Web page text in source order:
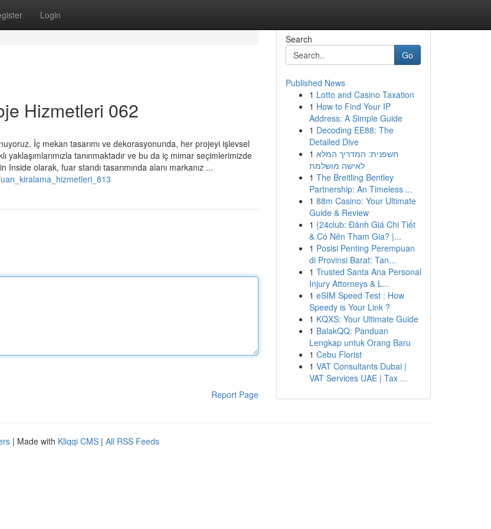
Login
Hizmetleri 062
İç mekan tasarımı ve dekorasyonunda, her projeyi işlevsel
tanınmaktadır ve bu da iç mimar seçimlerimizde
Inside olarak, fuar standı tasarımında alanı markanız ...
Report Page
Search
Go
Published News
1 Lotto and Casino Taxation
1 How to Find Your IP
Address: A Simple Guide
1 Decoding EE88: The
Detailed Dive
1 חשפנית: המדריך המלא
לאישה מושלמת
1 The Breitling Bentley
Partnership: An Timeless ...
1 88m Casino: Your Ultimate
Guide & Review
1 {24club: Đánh Giá Chi Tiết
& Có Nên Tham Gia? |...
1 Posisi Penting Perempuan
di Provinsi Barat: Tan...
1 Trusted Santa Ana Personal
Injury Attorneys & L...
1 eSIM Speed Test : How
Speedy is Your Link ?
1 KQXS: Your Ultimate Guide
1 BalakQQ: Panduan
Lengkap untuk Orang Baru
1 Cebu Florist
1 VAT Consultants Dubai |
VAT Services UAE | Tax ...
| Made with Kliqqi CMS | All RSS Feeds